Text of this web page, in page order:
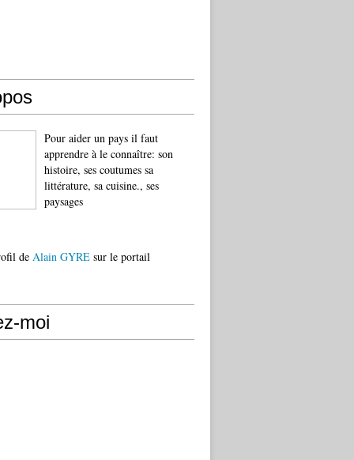
Pour aider un pays il faut
apprendre à le connaître: son
histoire, ses coutumes sa
littérature, sa cuisine., ses
paysages
de Alain GYRE sur le portail
moi